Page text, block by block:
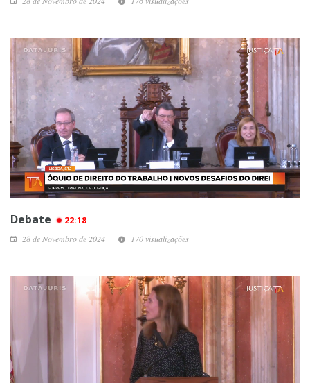
Debate 22:18
28 de Novembro de 2024 170 visualizações